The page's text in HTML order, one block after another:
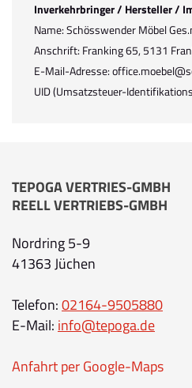
Inverkehrbringer / Hersteller /
Name: Schösswender Möbel
Anschrift: Franking 65, 5131
E-Mail-Adresse:
UID (Umsatzsteuer-
TEPOGA VERTRIES-GMBH
REELL VERTRIEBS-GMBH
Nordring 5-9
41363 Jüchen
Telefon:02164-9505880
E-Mail:info@tepoga.de
Anfahrt per Google-Maps